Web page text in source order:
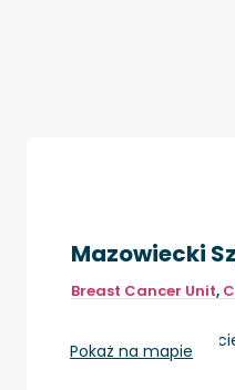
Mazowiecki
Breast Cancer Unit,
Wieliszew, ul.
Pokaż na mapie